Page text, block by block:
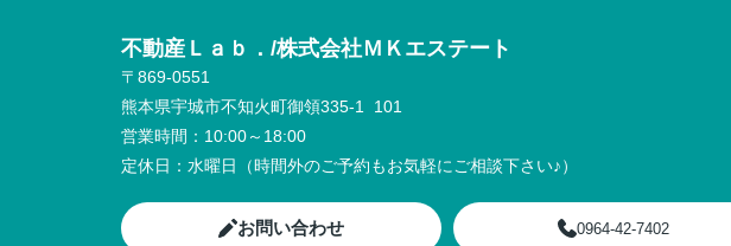
不動産Ｌａｂ．/株式会社ＭＫエステート
〒869-0551
熊本県宇城市不知火町御領335-1 101
営業時間： 10:00～18:00
定休日： 水曜日（時間外のご予約もお気軽にご相談下さい♪）
お問い合わせ 0964-42-7402